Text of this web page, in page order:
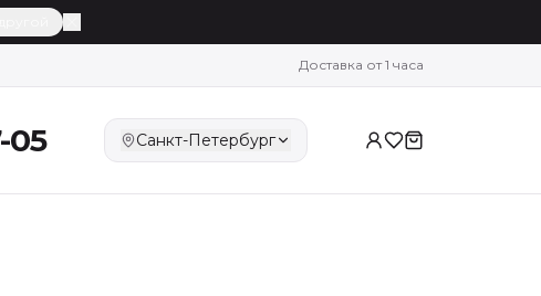
Доставка от 1 часа
05 Санкт-Петербург